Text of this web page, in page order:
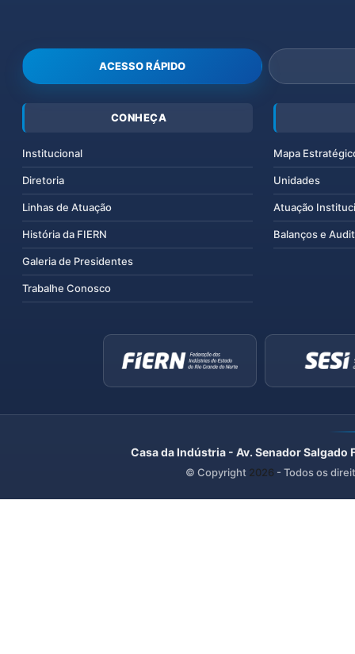
ACESSO RÁPIDO
CONHEÇA
Institucional
Diretoria
Linhas de Atuação
História da FIERN
Galeria de Presidentes
Trabalhe Conosco
Mapa
Unidades
Atuação
Balanços e
Casa da Indústria - Av. Senador
© Copyright 2026 - Todos os